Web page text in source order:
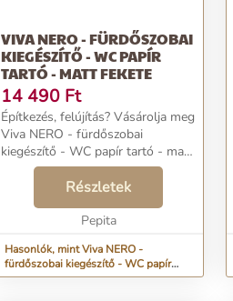
VIVA NERO - FÜRDŐSZOBAI
KIEGÉSZÍTŐ - WC PAPÍR
TARTÓ - MATT FEKETE
14 490 Ft
Építkezés, felújítás? Vásárolja meg
Viva NERO - fürdőszobai
kiegészítő - WC papír tartó - matt
fekete termékünket kedvező áron,
vagy válogasson tovább a(z)
Mosdószekrény kategória
termékei közül. Azon...
Részletek
Pepita
Hasonlók, mint Viva NERO -
fürdőszobai kiegészítő - WC papír
tartó - matt fekete